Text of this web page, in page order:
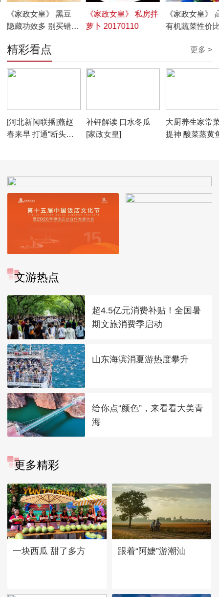
《家政女皇》 黑豆
隐藏功效多 别买错吃
《家政女皇》 私房拌
萝卜 20170110
《家政女皇》
有机蔬菜性价
精彩看点 更多 >
[河北新闻联播]燕赵
春来早 打通“断头路”
补钾解读 口水冬瓜
[家政女皇]
大厨养生家常
提神 酸菜蒸黄
文游热点
超4.5亿元消费补贴！全国暑
期文旅消费季启动
山东海滨消夏游热度攀升
给你点“颜色”，来看看大美青
海
更多精彩
一块西瓜 甜了多方 跟着“阿嬷”游潮汕